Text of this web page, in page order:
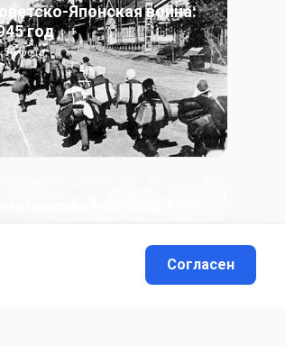
Японская война:
год
50фото
Согласен